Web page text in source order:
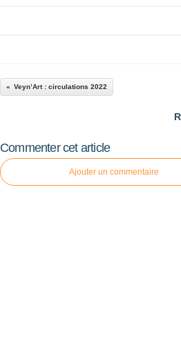
Veyn’Art : circulations 2022
Commenter cet article
Ajouter un commentaire